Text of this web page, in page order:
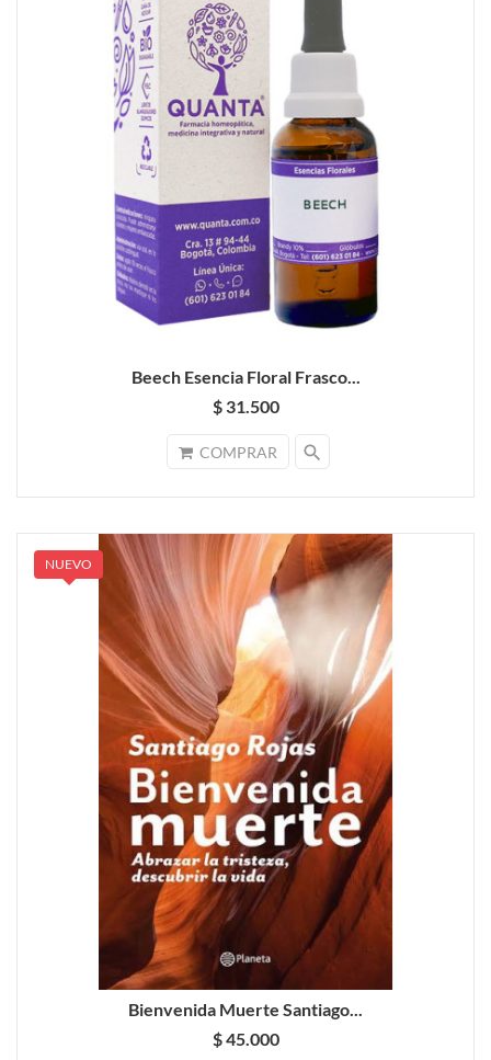
Beech Esencia Floral Frasco...
$ 31.500
COMPRAR search
Bienvenida Muerte Santiago...
$ 45.000
NUEVO